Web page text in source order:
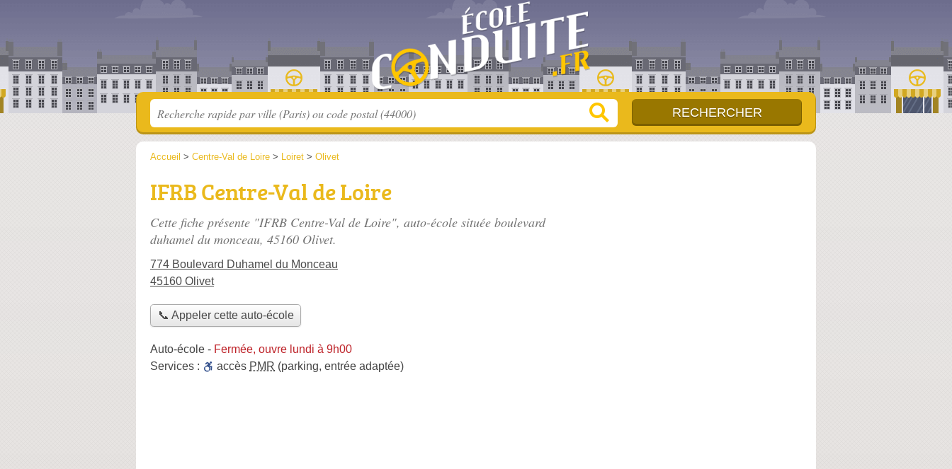
Accueil > Centre-Val de Loire > Loiret > Olivet
IFRB Centre-Val de Loire
Cette fiche présente "IFRB Centre-Val de Loire", auto-école située boulevard
duhamel du monceau, 45160 Olivet.
774 Boulevard Duhamel du Monceau
45160 Olivet
📞 Appeler cette auto-école
Auto-école - Fermée, ouvre lundi à 9h00
Services :
accès PMR (parking, entrée adaptée)